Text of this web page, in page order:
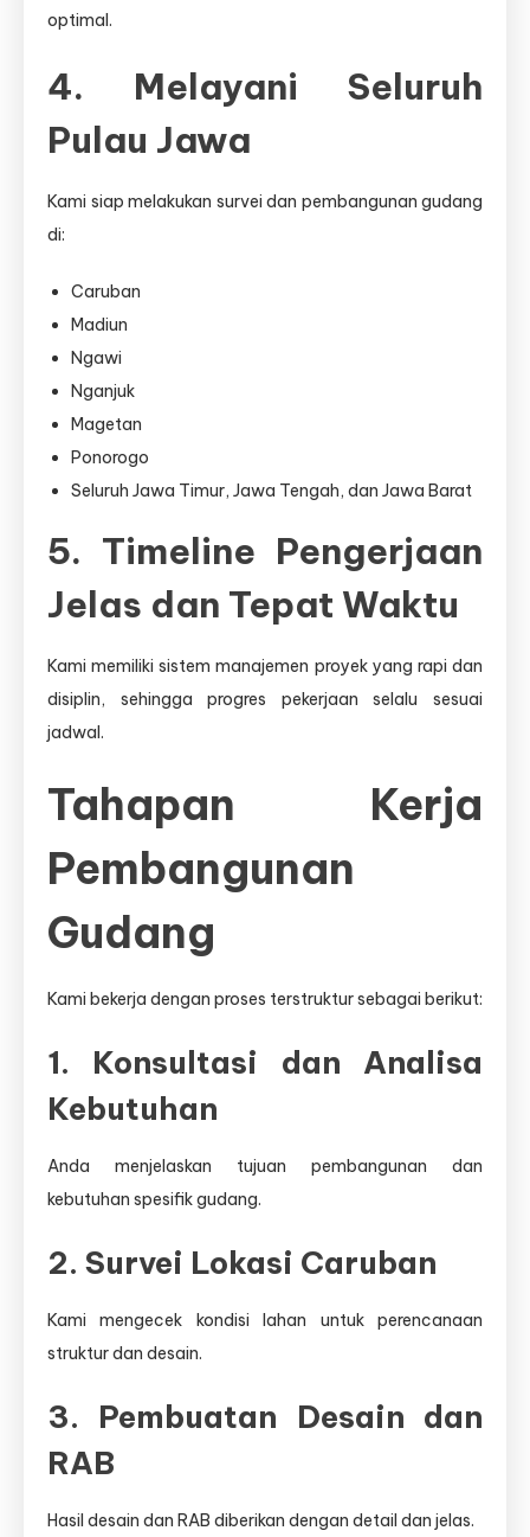
optimal.
4. Melayani Seluruh
Pulau Jawa
Kami siap melakukan survei dan pembangunan gudang
di:
Caruban
Madiun
Ngawi
Nganjuk
Magetan
Ponorogo
Seluruh Jawa Timur, Jawa Tengah, dan Jawa Barat
5. Timeline Pengerjaan
Jelas dan Tepat Waktu
Kami memiliki sistem manajemen proyek yang rapi dan
disiplin, sehingga progres pekerjaan selalu sesuai
jadwal.
Tahapan Kerja
Pembangunan
Gudang
Kami bekerja dengan proses terstruktur sebagai berikut:
1. Konsultasi dan Analisa
Kebutuhan
Anda menjelaskan tujuan pembangunan dan
kebutuhan spesifik gudang.
2. Survei Lokasi Caruban
Kami mengecek kondisi lahan untuk perencanaan
struktur dan desain.
3. Pembuatan Desain dan
RAB
Hasil desain dan RAB diberikan dengan detail dan jelas.